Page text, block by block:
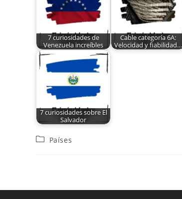
7 curiosidades de
Venezuela increíbles
Cable categoría 6A:
Velocidad y fiabilidad…
7 curiosidades sobre El
Salvador
Países